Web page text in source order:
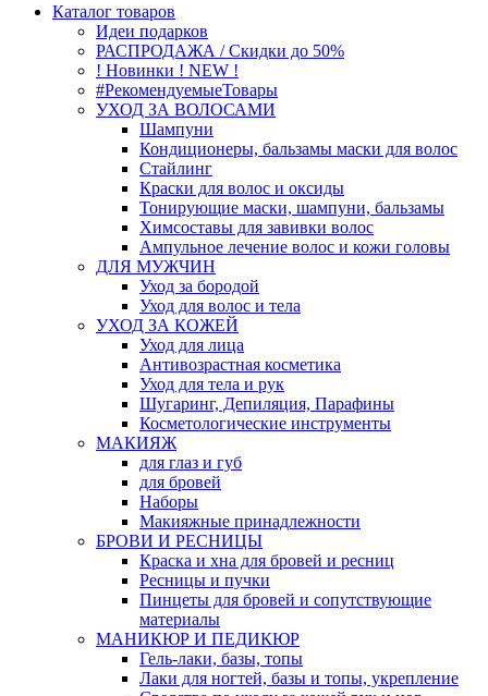
Каталог товаров
Идеи подарков
РАСПРОДАЖА / Скидки до 50%
! Новинки ! NEW !
#РекомендуемыеТовары
УХОД ЗА ВОЛОСАМИ
Шампуни
Кондиционеры, бальзамы маски для волос
Стайлинг
Краски для волос и оксиды
Тонирующие маски, шампуни, бальзамы
Химсоставы для завивки волос
Ампульное лечение волос и кожи головы
ДЛЯ МУЖЧИН
Уход за бородой
Уход для волос и тела
УХОД ЗА КОЖЕЙ
Уход для лица
Антивозрастная косметика
Уход для тела и рук
Шугаринг, Депиляция, Парафины
Косметологические инструменты
МАКИЯЖ
для глаз и губ
для бровей
Наборы
Макияжные принадлежности
БРОВИ И РЕСНИЦЫ
Краска и хна для бровей и ресниц
Ресницы и пучки
Пинцеты для бровей и сопутствующие
материалы
МАНИКЮР И ПЕДИКЮР
Гель-лаки, базы, топы
Лаки для ногтей, базы и топы, укрепление